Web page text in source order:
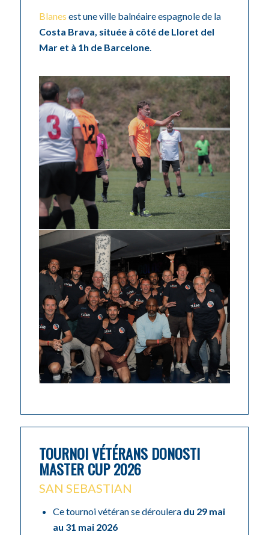
Blanes est une ville balnéaire espagnole de la
Costa Brava, située à côté de Lloret del
Mar et à 1h de Barcelone.
TOURNOI VÉTÉRANS DONOSTI
MASTER CUP 2026
SAN SEBASTIAN
Ce tournoi vétéran se déroulera du 29 mai
au 31 mai 2026